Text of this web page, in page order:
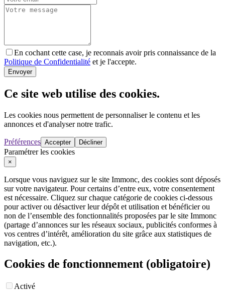
En cochant cette case, je reconnais avoir pris connaissance de la
Politique de Confidentialité et je l'accepte.
Envoyer
Ce site web utilise des cookies.
Les cookies nous permettent de personnaliser le contenu et les
annonces et d'analyser notre trafic.
Préférences Accepter Décliner
Paramétrer les cookies
×
Lorsque vous naviguez sur le site Immonc, des cookies sont déposés
sur votre navigateur. Pour certains d’entre eux, votre consentement
est nécessaire. Cliquez sur chaque catégorie de cookies ci-dessous
pour activer ou désactiver leur dépôt et utilisation et bénéficier ou
non de l’ensemble des fonctionnalités proposées par le site Immonc
(partage d’annonces sur les réseaux sociaux, publicités conformes à
vos centres d’intérêt, amélioration du site grâce aux statistiques de
navigation, etc.).
Cookies de fonctionnement (obligatoire)
Activé